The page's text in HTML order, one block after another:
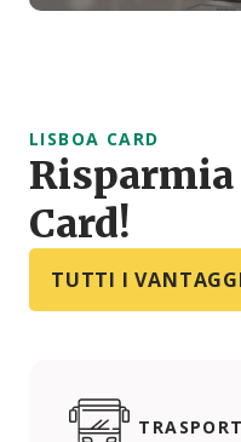
LISBOA CARD
Card!
TUTTI I